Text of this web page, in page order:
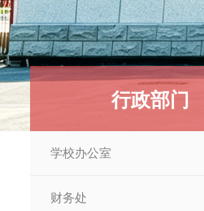
行政部门
学校办公室
财务处